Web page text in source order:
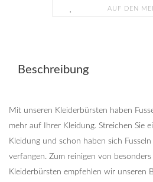
AUF DEN
Beschreibung
Mit unseren Kleiderbürsten haben
mehr auf Ihrer Kleidung. Streichen Sie
Kleidung und schon haben sich
verfangen. Zum reinigen von
Kleiderbürsten empfehlen wir unseren